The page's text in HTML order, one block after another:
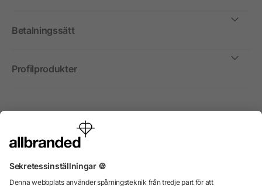
Betalningssätt
Profilprodukter
Internationellt